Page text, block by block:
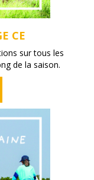
CE
sur tous les
de la saison.